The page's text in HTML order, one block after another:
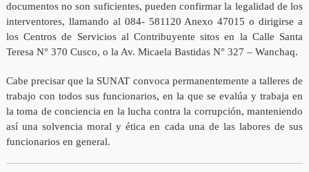
documentos no son suficientes, pueden confirmar la legalidad de los
interventores, llamando al 084- 581120 Anexo 47015 o dirigirse a
los Centros de Servicios al Contribuyente sitos en la Calle Santa
Teresa N° 370 Cusco, o la Av. Micaela Bastidas N° 327 – Wanchaq.
Cabe precisar que la SUNAT convoca permanentemente a talleres de
trabajo con todos sus funcionarios, en la que se evalúa y trabaja en
la toma de conciencia en la lucha contra la corrupción, manteniendo
así una solvencia moral y ética en cada una de las labores de sus
funcionarios en general.